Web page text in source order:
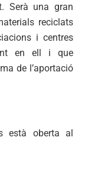
Serà una gran
reciclats
i centres
en ell i que
de l’aportació
està oberta al